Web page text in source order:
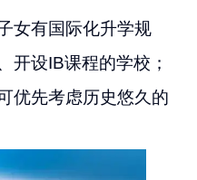
女有国际化升学规
开设IB课程的学校；
优先考虑历史悠久的